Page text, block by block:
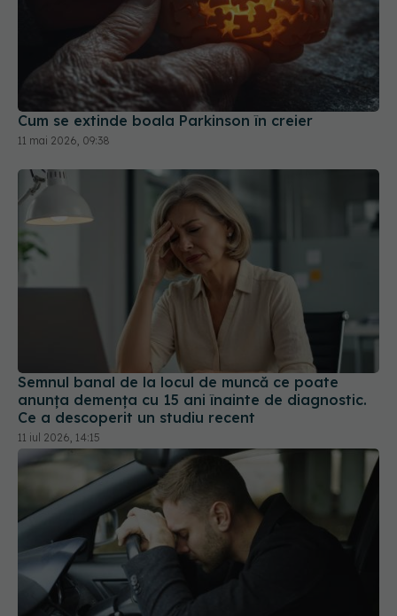
Cum se extinde boala Parkinson în creier
11 mai 2026, 09:38
Semnul banal de la locul de muncă ce poate
anunța demența cu 15 ani înainte de diagnostic.
Ce a descoperit un studiu recent
11 iul 2026, 14:15